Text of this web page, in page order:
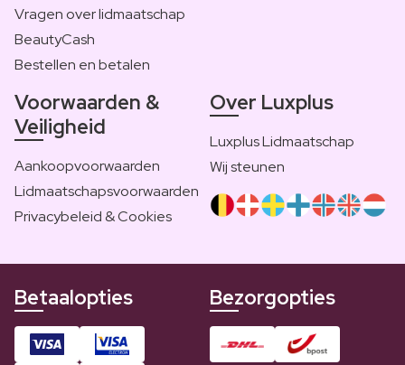
Vragen over lidmaatschap
BeautyCash
Bestellen en betalen
Voorwaarden &
Veiligheid
Aankoopvoorwaarden
Lidmaatschapsvoorwaarden
Privacybeleid & Cookies
Over Luxplus
Luxplus Lidmaatschap
Wij steunen
Betaalopties Bezorgopties